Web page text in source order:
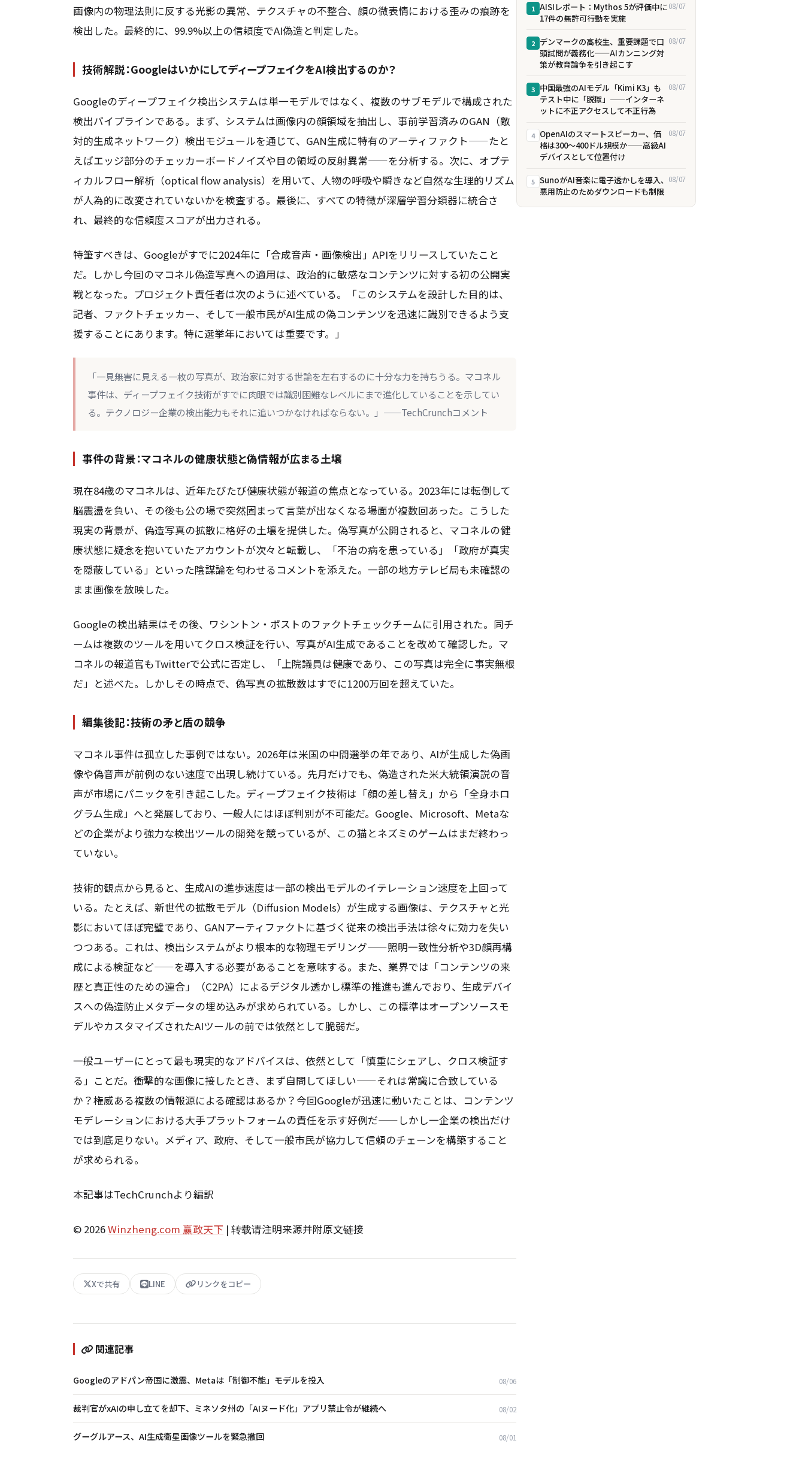
画像内の物理法則に反する光影の異常、テクスチャの不整合、顔の微表情における歪みの痕跡を
検出した。最終的に、99.9%以上の信頼度でAI偽造と判定した。
技術解説：GoogleはいかにしてディープフェイクをAI検出するのか？
Googleのディープフェイク検出システムは単一モデルではなく、複数のサブモデルで構成された
検出パイプラインである。まず、システムは画像内の顔領域を抽出し、事前学習済みのGAN（敵
対的生成ネットワーク）検出モジュールを通じて、GAN生成に特有のアーティファクト——たと
えばエッジ部分のチェッカーボードノイズや目の領域の反射異常——を分析する。次に、オプテ
ィカルフロー解析（optical flow analysis）を用いて、人物の呼吸や瞬きなど自然な生理的リズム
が人為的に改変されていないかを検査する。最後に、すべての特徴が深層学習分類器に統合さ
れ、最終的な信頼度スコアが出力される。
特筆すべきは、Googleがすでに2024年に「合成音声・画像検出」APIをリリースしていたこと
だ。しかし今回のマコネル偽造写真への適用は、政治的に敏感なコンテンツに対する初の公開実
戦となった。プロジェクト責任者は次のように述べている。「このシステムを設計した目的は、
記者、ファクトチェッカー、そして一般市民がAI生成の偽コンテンツを迅速に識別できるよう支
援することにあります。特に選挙年においては重要です。」
「一見無害に見える一枚の写真が、政治家に対する世論を左右するのに十分な力を持ちうる。マコネル
事件は、ディープフェイク技術がすでに肉眼では識別困難なレベルにまで進化していることを示してい
る。テクノロジー企業の検出能力もそれに追いつかなければならない。」——TechCrunchコメント
事件の背景：マコネルの健康状態と偽情報が広まる土壌
現在84歳のマコネルは、近年たびたび健康状態が報道の焦点となっている。2023年には転倒して
脳震盪を負い、その後も公の場で突然固まって言葉が出なくなる場面が複数回あった。こうした
現実の背景が、偽造写真の拡散に格好の土壌を提供した。偽写真が公開されると、マコネルの健
康状態に疑念を抱いていたアカウントが次々と転載し、「不治の病を患っている」「政府が真実
を隠蔽している」といった陰謀論を匂わせるコメントを添えた。一部の地方テレビ局も未確認の
まま画像を放映した。
Googleの検出結果はその後、ワシントン・ポストのファクトチェックチームに引用された。同チ
ームは複数のツールを用いてクロス検証を行い、写真がAI生成であることを改めて確認した。マ
コネルの報道官もTwitterで公式に否定し、「上院議員は健康であり、この写真は完全に事実無根
だ」と述べた。しかしその時点で、偽写真の拡散数はすでに1200万回を超えていた。
編集後記：技術の矛と盾の競争
マコネル事件は孤立した事例ではない。2026年は米国の中間選挙の年であり、AIが生成した偽画
像や偽音声が前例のない速度で出現し続けている。先月だけでも、偽造された米大統領演説の音
声が市場にパニックを引き起こした。ディープフェイク技術は「顔の差し替え」から「全身ホロ
グラム生成」へと発展しており、一般人にはほぼ判別が不可能だ。Google、Microsoft、Metaな
どの企業がより強力な検出ツールの開発を競っているが、この猫とネズミのゲームはまだ終わっ
ていない。
技術的観点から見ると、生成AIの進歩速度は一部の検出モデルのイテレーション速度を上回って
いる。たとえば、新世代の拡散モデル（Diffusion Models）が生成する画像は、テクスチャと光
影においてほぼ完璧であり、GANアーティファクトに基づく従来の検出手法は徐々に効力を失い
つつある。これは、検出システムがより根本的な物理モデリング——照明一致性分析や3D顔再構
成による検証など——を導入する必要があることを意味する。また、業界では「コンテンツの来
歴と真正性のための連合」（C2PA）によるデジタル透かし標準の推進も進んでおり、生成デバイ
スへの偽造防止メタデータの埋め込みが求められている。しかし、この標準はオープンソースモ
デルやカスタマイズされたAIツールの前では依然として脆弱だ。
一般ユーザーにとって最も現実的なアドバイスは、依然として「慎重にシェアし、クロス検証す
る」ことだ。衝撃的な画像に接したとき、まず自問してほしい——それは常識に合致している
か？権威ある複数の情報源による確認はあるか？今回Googleが迅速に動いたことは、コンテンツ
モデレーションにおける大手プラットフォームの責任を示す好例だ——しかし一企業の検出だけ
では到底足りない。メディア、政府、そして一般市民が協力して信頼のチェーンを構築すること
が求められる。
本記事はTechCrunchより編訳
© 2026Winzheng.com 赢政天下 | 转载请注明来源并附原文链接
Xで共有 LINE リンクをコピー
関連記事
Googleのアドパン帝国に激震、Metaは「制御不能」モデルを投入 08/06
裁判官がxAIの申し立てを却下、ミネソタ州の「AIヌード化」アプリ禁止令が継続へ 08/02
グーグルアース、AI生成衛星画像ツールを緊急撤回 08/01
1 AISIレポート：Mythos 5が評価中に
17件の無許可行動を実施
08/07
2 デンマークの高校生、重要課題で口
頭試問が義務化——AIカンニング対
策が教育論争を引き起こす
08/07
3 中国最強のAIモデル「Kimi K3」も
テスト中に「脱獄」——インターネ
ットに不正アクセスして不正行為
08/07
4 OpenAIのスマートスピーカー、価
格は300〜400ドル規模か——高級AI
デバイスとして位置付け
08/07
5 SunoがAI音楽に電子透かしを導入、
悪用防止のためダウンロードも制限
08/07